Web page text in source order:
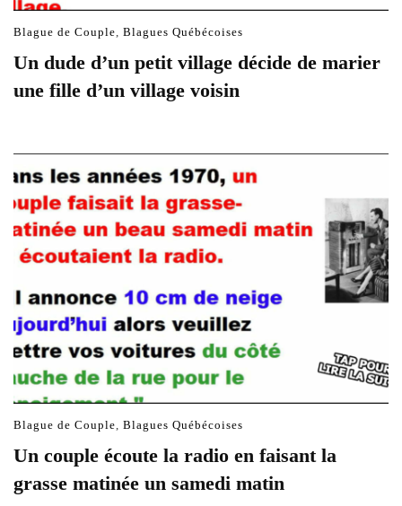
Blague de Couple, Blagues Québécoises
Un dude d’un petit village décide de marier
une fille d’un village voisin
Blague de Couple, Blagues Québécoises
Un couple écoute la radio en faisant la
grasse matinée un samedi matin